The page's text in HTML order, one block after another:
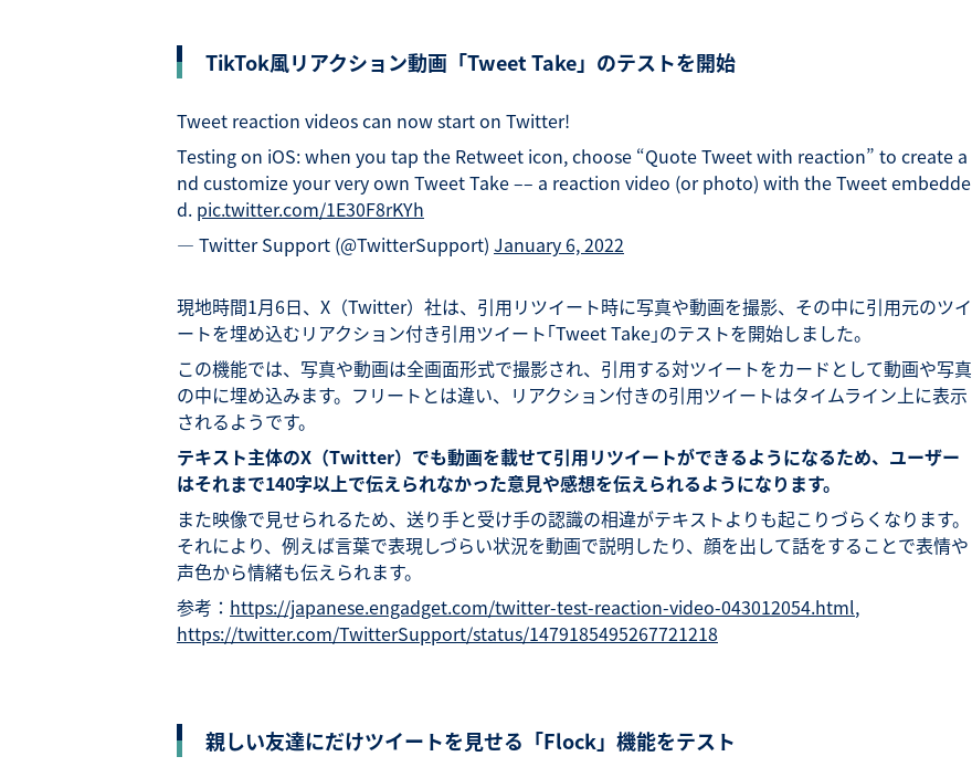
TikTok風リアクション動画「Tweet Take」のテストを開始
Tweet reaction videos can now start on Twitter!
Testing on iOS: when you tap the Retweet icon, choose “Quote Tweet with reaction” to create a
nd customize your very own Tweet Take –– a reaction video (or photo) with the Tweet embedde
d. pic.twitter.com/1E30F8rKYh
— Twitter Support (@TwitterSupport) January 6, 2022
現地時間1月6日、X（Twitter）社は、引用リツイート時に写真や動画を撮影、その中に引用元のツイ
ートを埋め込むリアクション付き引用ツイート｢Tweet Take｣のテストを開始しました。
この機能では、写真や動画は全画面形式で撮影され、引用する対ツイートをカードとして動画や写真
の中に埋め込みます。フリートとは違い、リアクション付きの引用ツイートはタイムライン上に表示
されるようです。
テキスト主体のX（Twitter）でも動画を載せて引用リツイートができるようになるため、ユーザー
はそれまで140字以上で伝えられなかった意見や感想を伝えられるようになります。
また映像で見せられるため、送り手と受け手の認識の相違がテキストよりも起こりづらくなります。
それにより、例えば言葉で表現しづらい状況を動画で説明したり、顔を出して話をすることで表情や
声色から情緒も伝えられます。
参考： https://japanese.engadget.com/twitter-test-reaction-video-043012054.html,
https://twitter.com/TwitterSupport/status/1479185495267721218
親しい友達にだけツイートを見せる「Flock」機能をテスト